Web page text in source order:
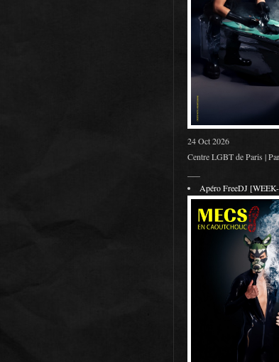
24 Oct 2026
Centre LGBT de Paris |
Apéro FreeDJ